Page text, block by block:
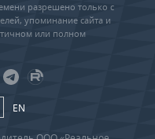
разрешено только с
упоминание сайта и
или полном
EN